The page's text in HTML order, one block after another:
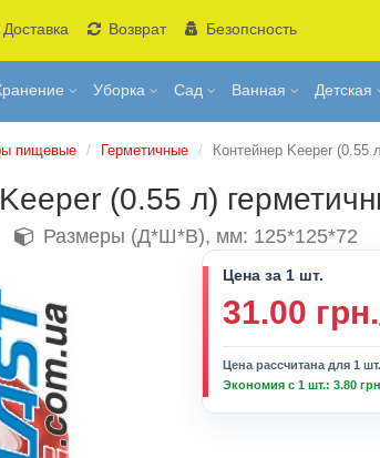
Доставка Возврат Безопсность
Уборка Сад Ванная Детская
пищевые Герметичные Контейнер Keeper (0.55
(0.55 л)
Размеры (Д*Ш*В), мм: 125*125*72
Цена за 1 шт.
31.00 грн.
Цена рассчитана для 1 шт.
Экономия с 1 шт.: 3.80